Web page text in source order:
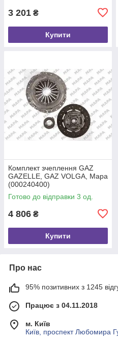
3 201 ₴
Купити
Комплект зчеплення GAZ
GAZELLE, GAZ VOLGA, Mapa
(000240400)
Готово до відправки 3 од.
4 806 ₴
Купити
Про нас
95% позитивних з 1245
Працює з 04.11.2018
м. Київ
Київ, проспект Любомира